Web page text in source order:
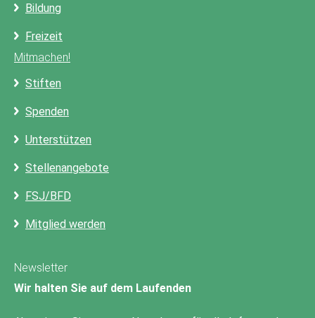
Bildung
Freizeit
Mitmachen!
Stiften
Spenden
Unterstützen
Stellenangebote
FSJ/BFD
Mitglied werden
Newsletter
Wir halten Sie auf dem Laufenden